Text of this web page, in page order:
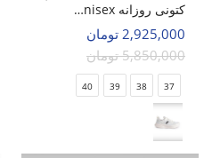
کتونی روزانه Unisex اسپورتلند Swift Walk U
2,925,000 تومان
5,850,000 تومان
37
38
39
40